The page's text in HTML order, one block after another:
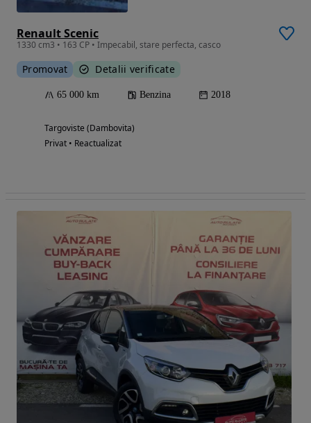
Renault Scenic
1330 cm3 • 163 CP • Impecabil, stare perfecta, casco
Promovat Detalii verificate
65 000 km Benzina 2018
Targoviste (Dambovita)
Privat • Reactualizat